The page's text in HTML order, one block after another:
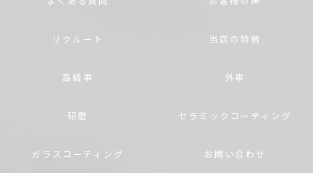
リクルート 当店の特徴
高級車 外車
研磨 セラミックコーティング
ガラスコーティング お問い合わせ